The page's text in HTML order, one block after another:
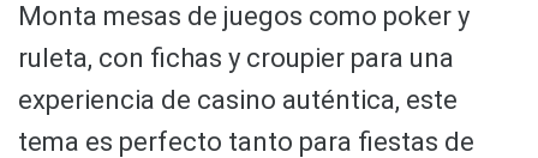
Monta mesas de juegos como poker y
ruleta, con fichas y croupier para una
experiencia de casino auténtica, este
tema es perfecto tanto para fiestas de